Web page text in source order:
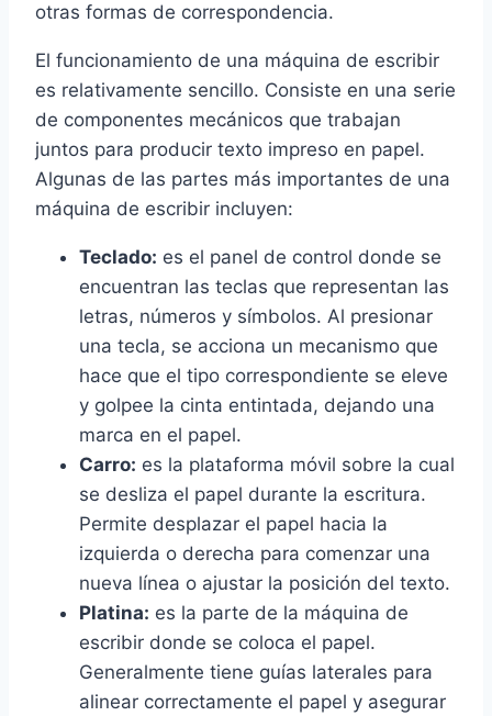
otras formas de correspondencia.
El funcionamiento de una máquina de escribir
es relativamente sencillo. Consiste en una serie
de componentes mecánicos que trabajan
juntos para producir texto impreso en papel.
Algunas de las partes más importantes de una
máquina de escribir incluyen:
Teclado: es el panel de control donde se
encuentran las teclas que representan las
letras, números y símbolos. Al presionar
una tecla, se acciona un mecanismo que
hace que el tipo correspondiente se eleve
y golpee la cinta entintada, dejando una
marca en el papel.
Carro: es la plataforma móvil sobre la cual
se desliza el papel durante la escritura.
Permite desplazar el papel hacia la
izquierda o derecha para comenzar una
nueva línea o ajustar la posición del texto.
Platina: es la parte de la máquina de
escribir donde se coloca el papel.
Generalmente tiene guías laterales para
alinear correctamente el papel y asegurar